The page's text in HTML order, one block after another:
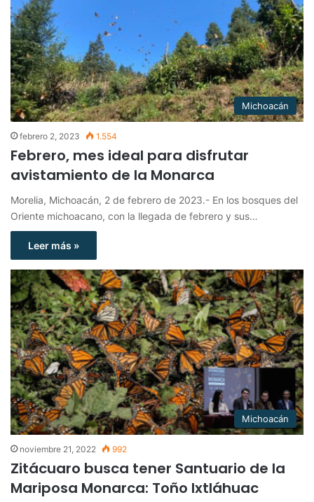
Michoacán
febrero 2, 2023 1.554
Febrero, mes ideal para disfrutar
avistamiento de la Monarca
Morelia, Michoacán, 2 de febrero de 2023.- En los bosques del
Oriente michoacano, con la llegada de febrero y sus…
Leer más »
Michoacán
noviembre 21, 2022 992
Zitácuaro busca tener Santuario de la
Mariposa Monarca: Toño Ixtláhuac